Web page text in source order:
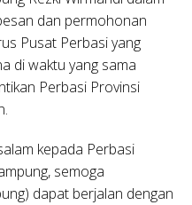
dan permohonan
Pusat Perbasi yang
di waktu yang sama
Perbasi Provinsi
kepada Perbasi
semoga
dapat berjalan dengan